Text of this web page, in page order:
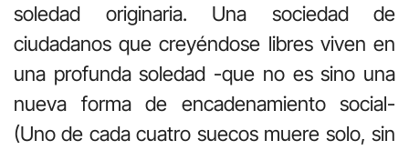
soledad originaria. Una sociedad de
ciudadanos que creyéndose libres viven en
una profunda soledad -que no es sino una
nueva forma de encadenamiento social-
(Uno de cada cuatro suecos muere solo, sin